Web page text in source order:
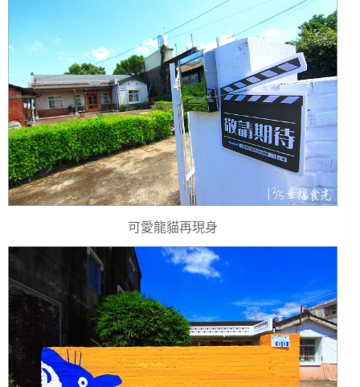
可愛龍貓再現身